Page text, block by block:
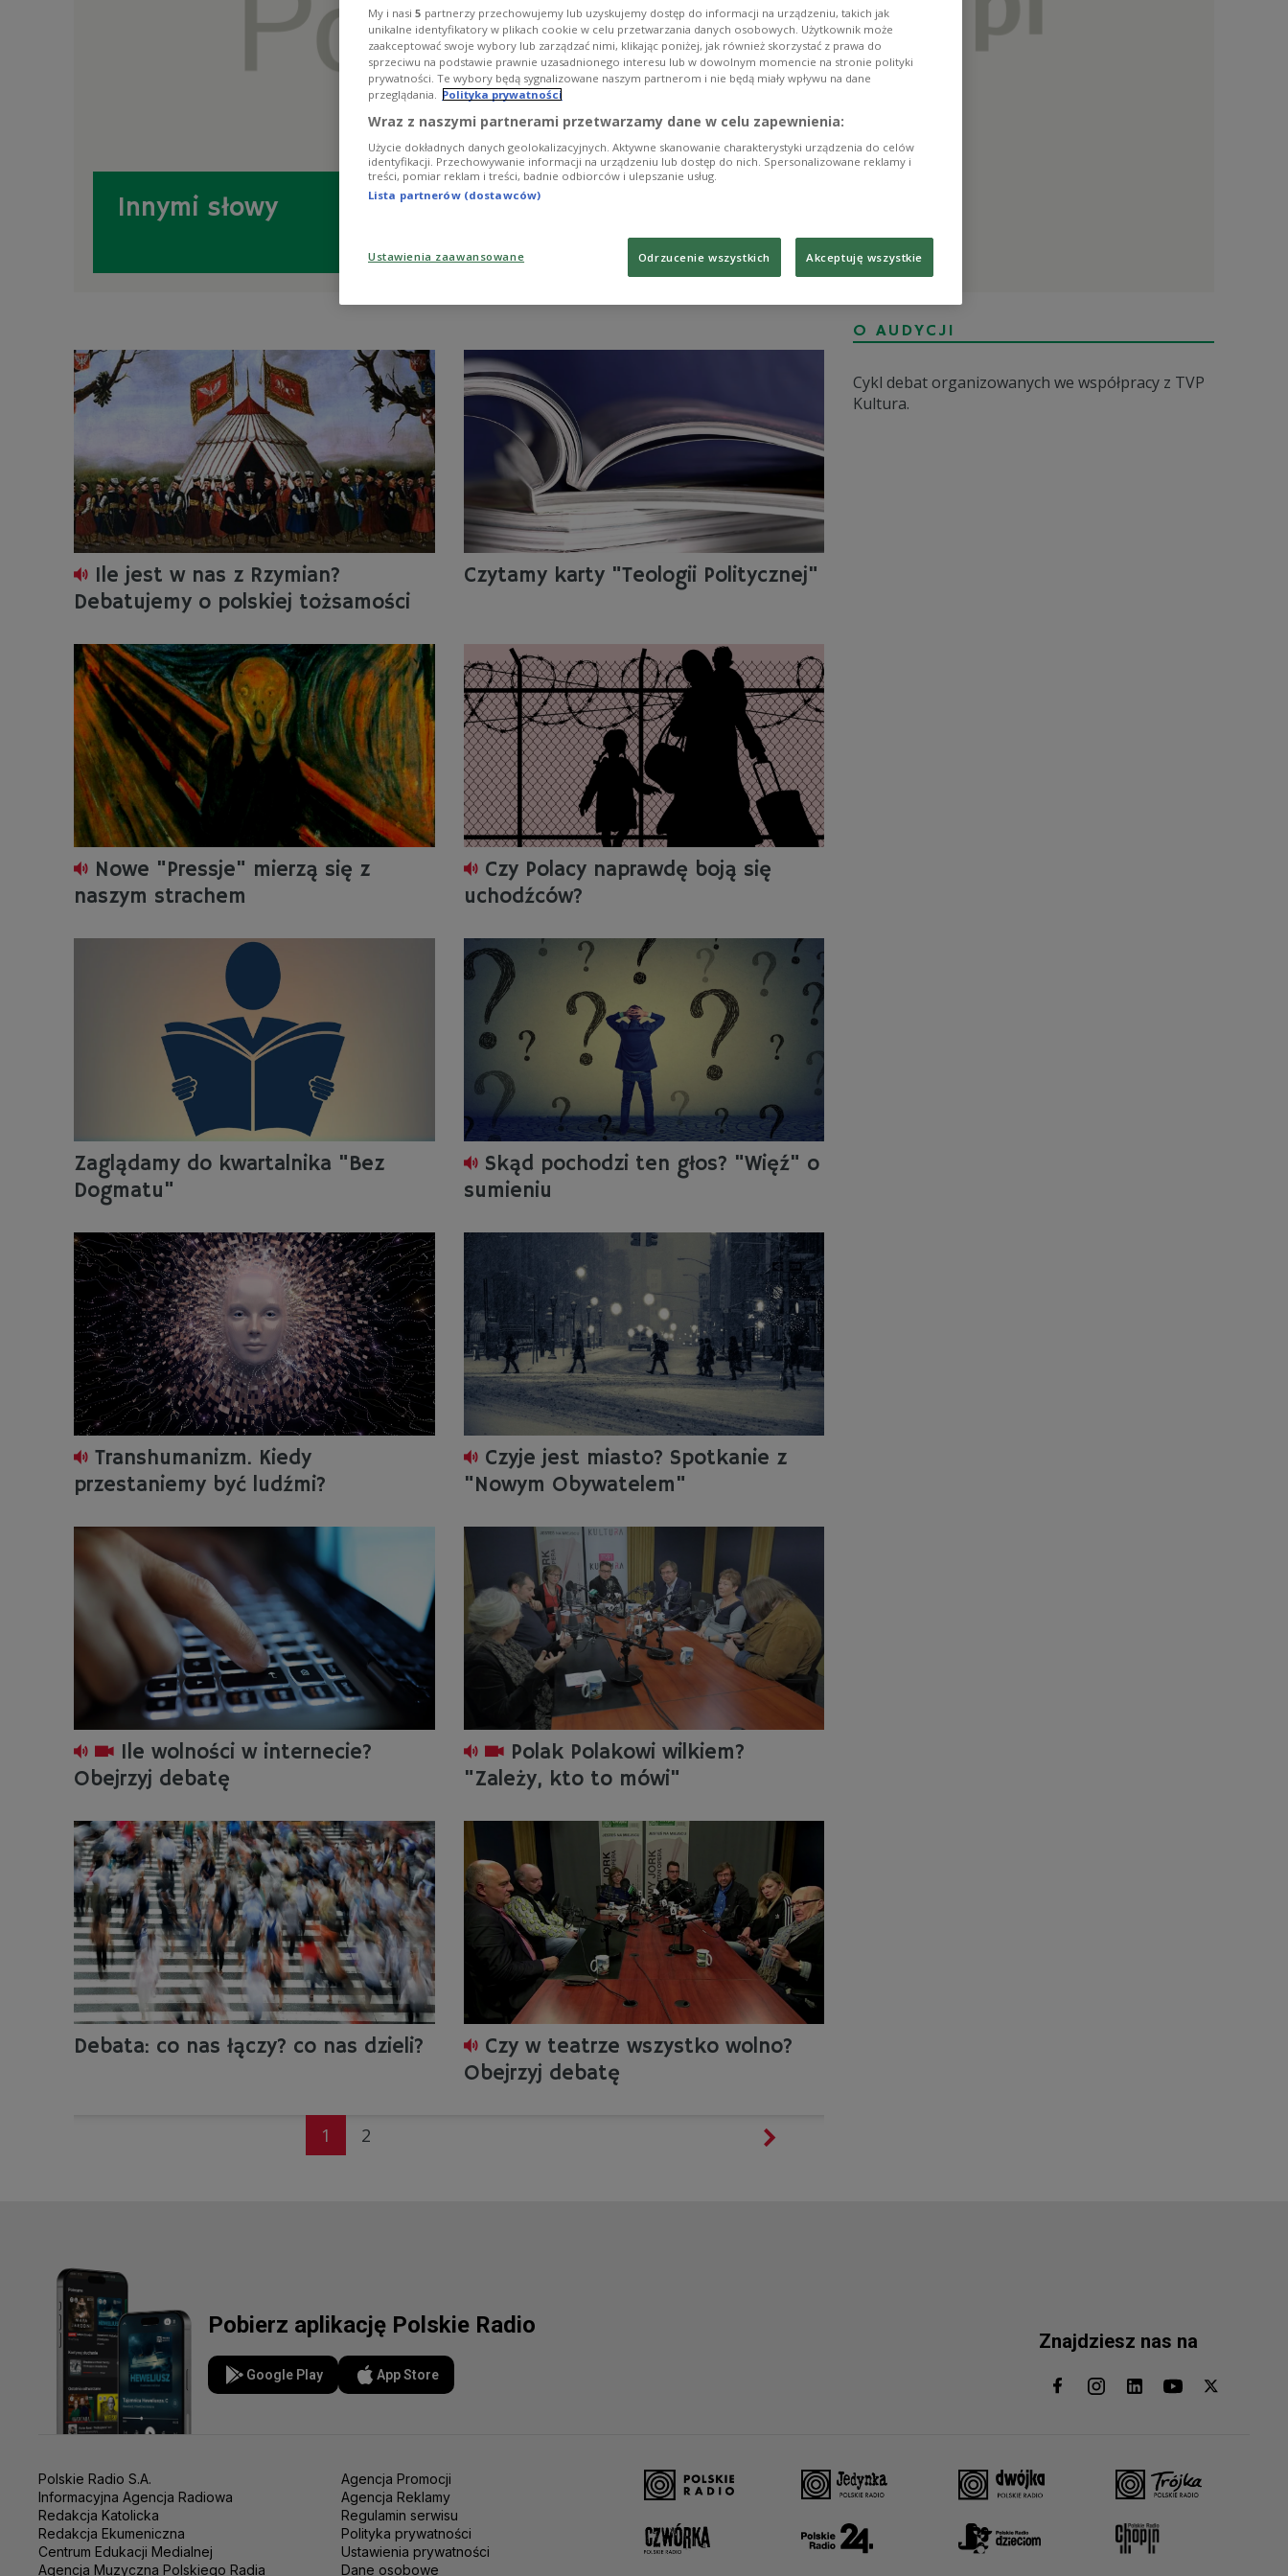
Innymi słowy
Ile jest w nas z Rzymian?
Debatujemy o polskiej tożsamości
Czytamy karty "Teologii Politycznej"
Nowe "Pressje" mierzą się z
naszym strachem
Czy Polacy naprawdę boją się
uchodźców?
Zaglądamy do kwartalnika "Bez
Dogmatu"
Skąd pochodzi ten głos? "Więź" o
sumieniu
Transhumanizm. Kiedy
przestaniemy być ludźmi?
Czyje jest miasto? Spotkanie z
"Nowym Obywatelem"
Ile wolności w internecie?
Obejrzyj debatę
Polak Polakowi wilkiem?
"Zależy, kto to mówi"
Debata: co nas łączy? co nas dzieli?
Czy w teatrze wszystko wolno?
Obejrzyj debatę
1 2
O AUDYCJI
Cykl debat organizowanych we współpracy z TVP
Kultura.
Pobierz aplikację Polskie Radio
Google Play App Store
Znajdziesz nas na
Polskie Radio S.A.
Informacyjna Agencja Radiowa
Redakcja Katolicka
Redakcja Ekumeniczna
Centrum Edukacji Medialnej
Agencja Muzyczna Polskiego Radia
Agencja Promocji
Agencja Reklamy
Regulamin serwisu
Polityka prywatności
Ustawienia prywatności
Dane osobowe
My i nasi 5 partnerzy przechowujemy lub uzyskujemy dostęp do informacji na urządzeniu, takich jak
unikalne identyfikatory w plikach cookie w celu przetwarzania danych osobowych. Użytkownik może
zaakceptować swoje wybory lub zarządzać nimi, klikając poniżej, jak również skorzystać z prawa do
sprzeciwu na podstawie prawnie uzasadnionego interesu lub w dowolnym momencie na stronie polityki
prywatności. Te wybory będą sygnalizowane naszym partnerom i nie będą miały wpływu na dane
przeglądania. Polityka prywatności
Wraz z naszymi partnerami przetwarzamy dane w celu zapewnienia:
Użycie dokładnych danych geolokalizacyjnych. Aktywne skanowanie charakterystyki urządzenia do celów
identyfikacji. Przechowywanie informacji na urządzeniu lub dostęp do nich. Spersonalizowane reklamy i
treści, pomiar reklam i treści, badnie odbiorców i ulepszanie usług.
Lista partnerów (dostawców)
Ustawienia zaawansowane Odrzucenie wszystkich Akceptuję wszystkie